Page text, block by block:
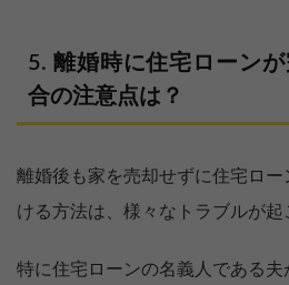
離婚時に住宅ローン
合の注意点は？
離婚後も家を売却せずに住宅ロ
ける方法は、様々なトラブルが起
特に住宅ローンの名義人である